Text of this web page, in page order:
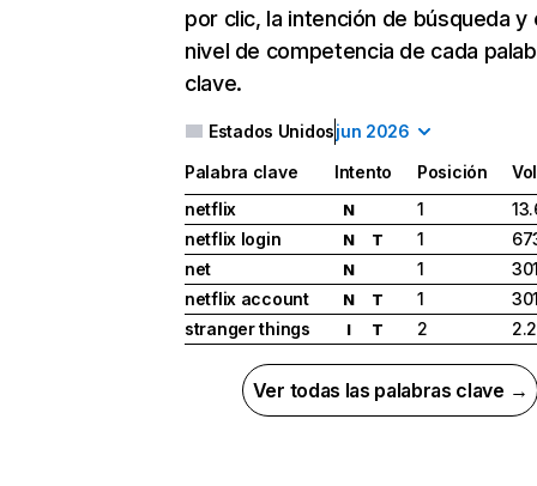
por clic, la intención de búsqueda y
nivel de competencia de cada
clave.
Estados Unidosjun 2026
Palabra clave Intento Posición
netflix
N 1
netflix login
N T 1
net
N 1
netflix account
N T 1
stranger things
I T 2
Ver todas las palabras clave →